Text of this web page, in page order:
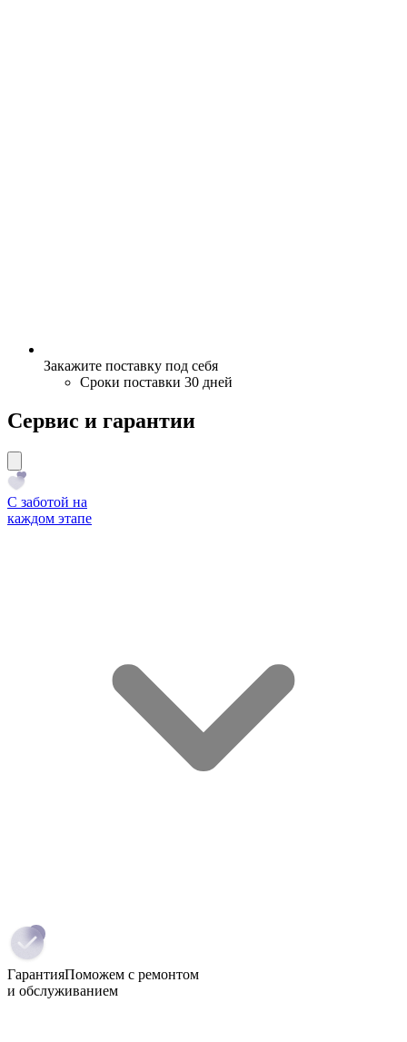
Закажите поставку под себя
Сроки поставки 30 дней
Сервис и гарантии
С заботой на
каждом этапе
ГарантияПоможем с ремонтом
и обслуживанием